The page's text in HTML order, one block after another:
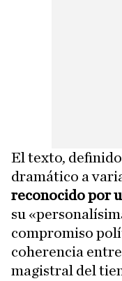
El texto,
dramático a
reconocido por
su
compromiso
coherencia
magistral del